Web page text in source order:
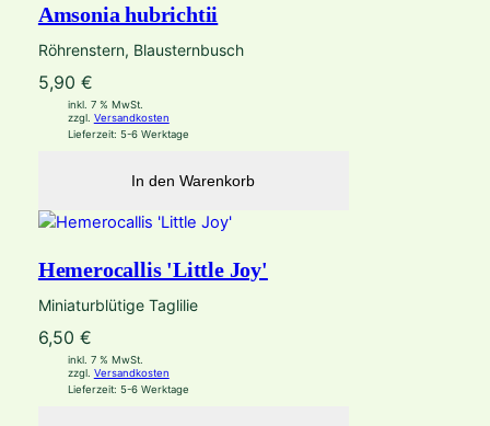
Amsonia hubrichtii
Röhrenstern, Blausternbusch
5,90 €
inkl. 7 % MwSt.
zzgl. Versandkosten
Lieferzeit: 5-6 Werktage
In den Warenkorb
Hemerocallis 'Little Joy'
Miniaturblütige Taglilie
6,50 €
inkl. 7 % MwSt.
zzgl. Versandkosten
Lieferzeit: 5-6 Werktage